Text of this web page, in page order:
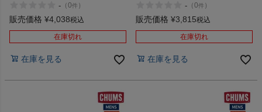
- （0件 ）
販売価格 ¥4,038税込
在庫切れ
在庫を見る
- （0件 ）
販売価格 ¥3,815税込
在庫切れ
在庫を見る